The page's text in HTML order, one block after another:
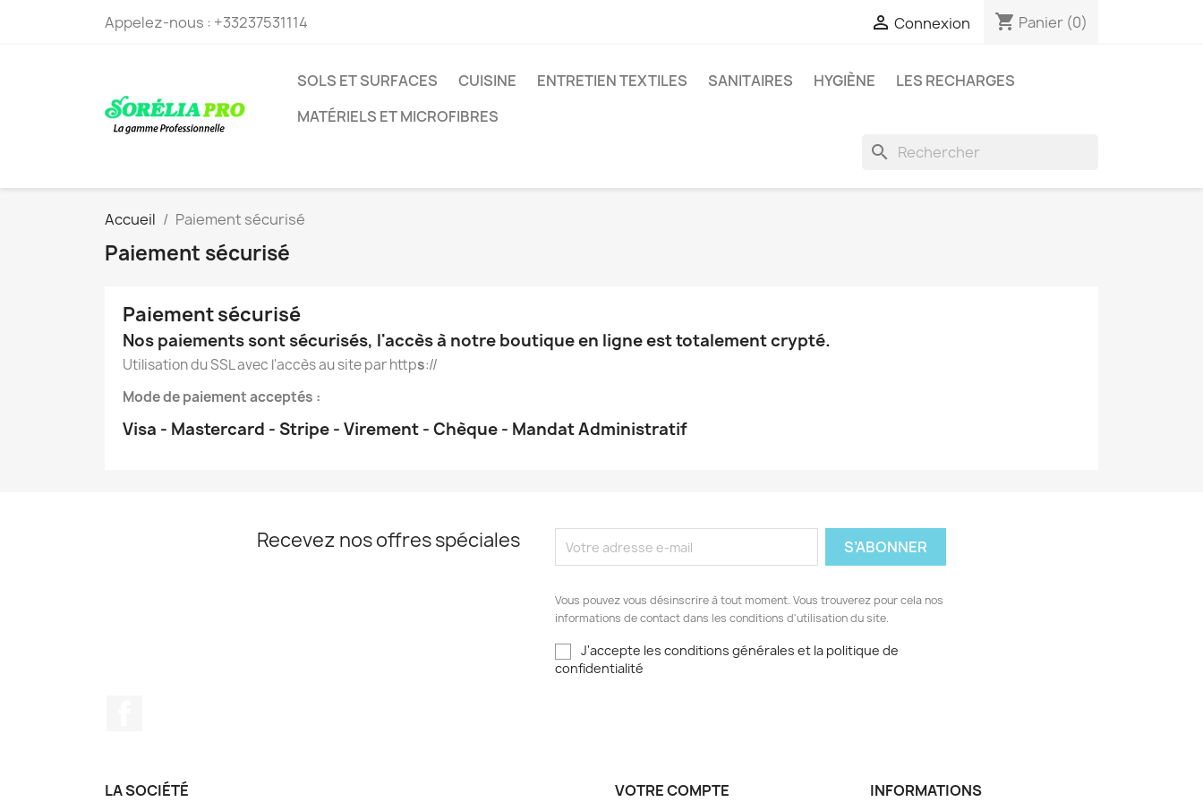
Appelez-nous : +33237531114  Connexion shopping_cart Panier (0)
SOLS ET SURFACES CUISINE ENTRETIEN TEXTILES SANITAIRES HYGIÈNE
LES RECHARGES
MATÉRIELS ET MICROFIBRES
search
Accueil Paiement sécurisé
Paiement sécurisé
Paiement sécurisé
Nos paiements sont sécurisés, l'accès à notre boutique en ligne est totalement crypté.
Utilisation du SSL avec l'accès au site par https://
Mode de paiement acceptés :
Visa - Mastercard - Stripe - Virement - Chèque - Mandat Administratif
Recevez nos offres spéciales
Vous pouvez vous désinscrire à tout moment. Vous trouverez pour cela nos
informations de contact dans les conditions d'utilisation du site.
J'accepte les conditions générales et la politique de
confidentialité
LA SOCIÉTÉ VOTRE COMPTE INFORMATIONS